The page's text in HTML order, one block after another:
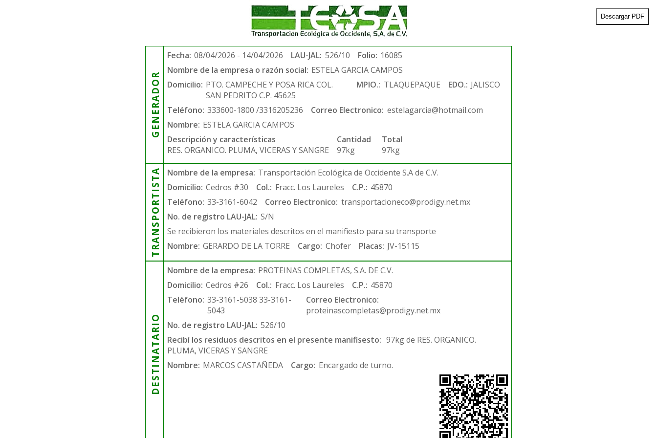
Descargar PDF
GENERADOR
Fecha: 08/04/2026 - 14/04/2026 LAU-JAL: 526/10 Folio: 16085
Nombre de la empresa o razón social: ESTELA GARCIA CAMPOS
Domicilio: PTO. CAMPECHE Y POSA RICA COL.
SAN PEDRITO C.P. 45625
MPIO.: TLAQUEPAQUE EDO.: JALISCO
Teléfono: 333600-1800 /3316205236 Correo Electronico: estelagarcia@hotmail.com
Nombre: ESTELA GARCIA CAMPOS
Descripción y características
RES. ORGANICO. PLUMA, VICERAS Y SANGRE
Cantidad
97kg
Total
97kg
TRANSPORTISTA Nombre de la empresa: Transportación Ecológica de Occidente S.A de C.V.
Domicilio: Cedros #30 Col.: Fracc. Los Laureles C.P.: 45870
Teléfono: 33-3161-6042 Correo Electronico: transportacioneco@prodigy.net.mx
No. de registro LAU-JAL: S/N
Se recibieron los materiales descritos en el manifiesto para su transporte
Nombre: GERARDO DE LA TORRE Cargo: Chofer Placas: JV-15115
DESTINATARIO
Nombre de la empresa: PROTEINAS COMPLETAS, S.A. DE C.V.
Domicilio: Cedros #26 Col.: Fracc. Los Laureles C.P.: 45870
Teléfono: 33-3161-5038 33-3161-
5043
Correo Electronico:
proteinascompletas@prodigy.net.mx
No. de registro LAU-JAL: 526/10
Recibí los residuos descritos en el presente manifisesto: 97kg de RES. ORGANICO.
PLUMA, VICERAS Y SANGRE
Nombre: MARCOS CASTAÑEDA Cargo: Encargado de turno.